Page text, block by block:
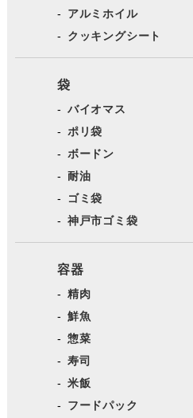
アルミホイル
クッキングシート
袋
バイオマス
ポリ袋
ボードン
耐油
ゴミ袋
神戸市ゴミ袋
容器
精肉
鮮魚
惣菜
寿司
米飯
フードパック